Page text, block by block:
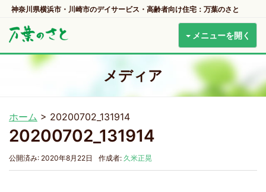
神奈川県横浜市・川崎市のデイサービス・高齢者向け住宅：万葉のさと
メニューを開く
メディア
ホーム > 20200702_131914
20200702_131914
公開済み: 2020年8月22日 作成者: 久米正晃